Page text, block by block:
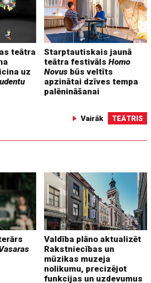
teātra
uz
Starptautiskais jaunā
teātra festivālsHomo
Novus būs veltīts
apzinātai dzīves tempa
palēnināšanai
Vairāk TEĀTRIS
Valdība plāno aktualizēt
Rakstniecības un
mūzikas muzeja
nolikumu, precizējot
funkcijas un uzdevumus